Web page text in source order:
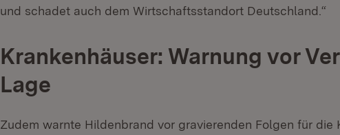
und schadet auch dem Wirtschaftsstandort Deutschland.“
Krankenhäuser: Warnung vor
Lage
Zudem warnte Hildenbrand vor gravierenden Folgen für die